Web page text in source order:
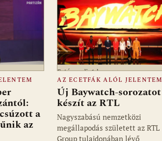
a
az
Fotó: media1.hu
AZ ECETFÁK ALÓL JELENTEM
Új Baywatch-sorozatot
készít az RTL
Nagyszabású nemzetközi
megállapodás született az RTL
Group tulajdonában lévő